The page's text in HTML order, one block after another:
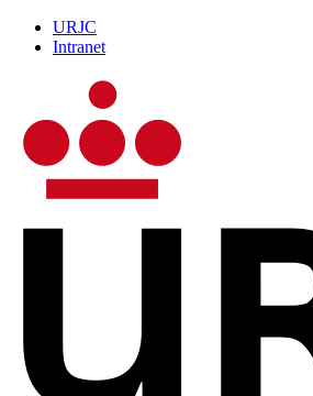
URJC
Intranet